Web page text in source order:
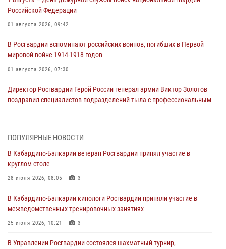
Российской Федерации
01 августа 2026, 09:42
В Росгвардии вспоминают российских воинов, погибших в Первой
мировой войне 1914-1918 годов
01 августа 2026, 07:30
Директор Росгвардии Герой России генерал армии Виктор Золотов
поздравил специалистов подразделений тыла с профессиональным
направлении
31 июля 2026, 09:22
генерала армии Виктора Золотова с заместителем полномочного
представителя Президента Российской Федерации в Северо-
Кавказском федеральном округе Виталием Кузнецовым
ПОПУЛЯРНЫЕ НОВОСТИ
В Кабардино-Балкарии ветеран Росгвардии принял участие в
круглом столе
28 июля 2026, 08:05 3
В Кабардино-Балкарии кинологи Росгвардии приняли участие в
межведомственных тренировочных занятиях
25 июля 2026, 10:21 3
В Управлении Росгвардии состоялся шахматный турнир,